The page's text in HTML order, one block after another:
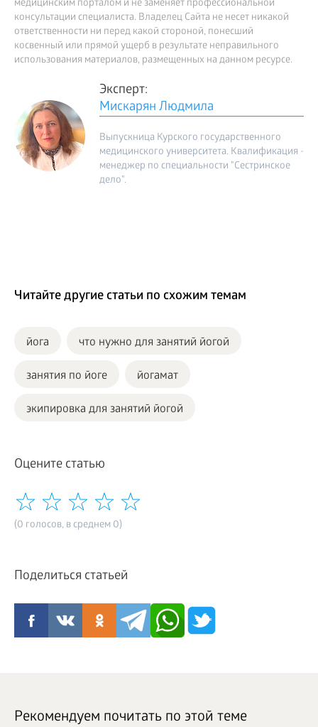
медицинским порталом и не заменяет профессиональной
консультации специалиста. Владелец Сайта не несет никакой
ответственности ни перед какой стороной, понесший
косвенный или прямой ущерб в результате неправильного
использования материалов, размещенных на данном ресурсе.
Эксперт:
Мискарян Людмила
Выпускница Курского государственного
медицинского университета. Квалификация -
менеджер по специальности "Сестринское
дело".
Читайте другие статьи по схожим темам
йога что нужно для занятий йогой
занятия по йоге йогамат
экипировка для занятий йогой
Оцените статью
(0 голосов, в среднем 0)
Поделиться статьей
Рекомендуем почитать по этой теме